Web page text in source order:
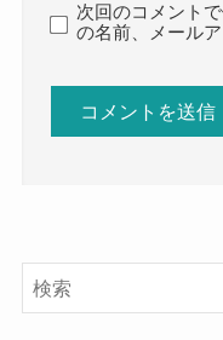
次回のコメント
の名前、メール